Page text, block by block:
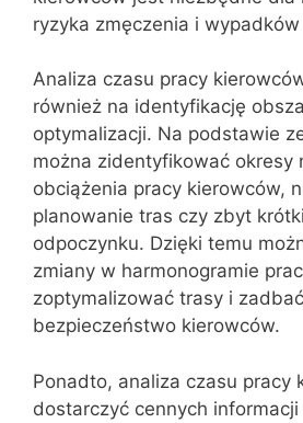
ryzyka zmęczenia i
Analiza czasu pracy
również na identyfikację
optymalizacji. Na podstawie
można zidentyfikować okresy
obciążenia pracy kierowców,
planowanie tras czy zbyt
odpoczynku. Dzięki temu
zmiany w harmonogramie
zoptymalizować trasy i
bezpieczeństwo kierowców.
Ponadto, analiza czasu pracy
dostarczyć cennych